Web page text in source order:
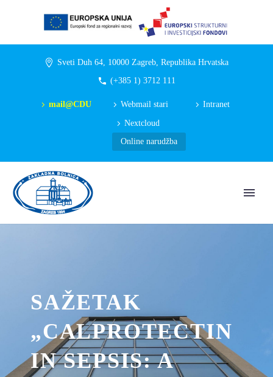
Sveti Duh 64, 10000 Zagreb, Republika Hrvatska
(+385 1) 3712 111
mail@CDU Webmail stari Intranet
Nextcloud
Online narudžba
SAŽETAK
„CALPROTECTIN
IN SEPSIS: A